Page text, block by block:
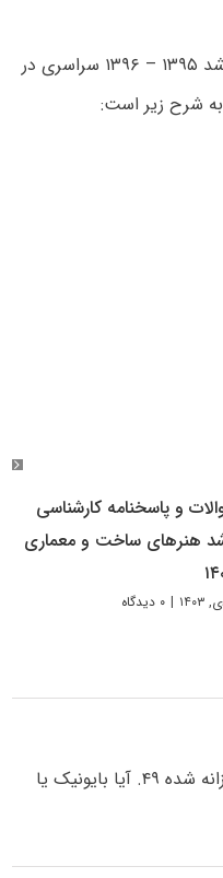
ظرفیت پذیرش آزمون کارشناسی ارشد ۱۳۹۵ – ۱۳۹۶ سراسری در
شرح زیر است:
و پاسخنامه کارشناسی
هنرهای ساخت و معماری
| ۰ دیدگاه
رتبه ی من در هنرهای ساخت غیر روزانه شده ۴۹. آیا بایونیک یا